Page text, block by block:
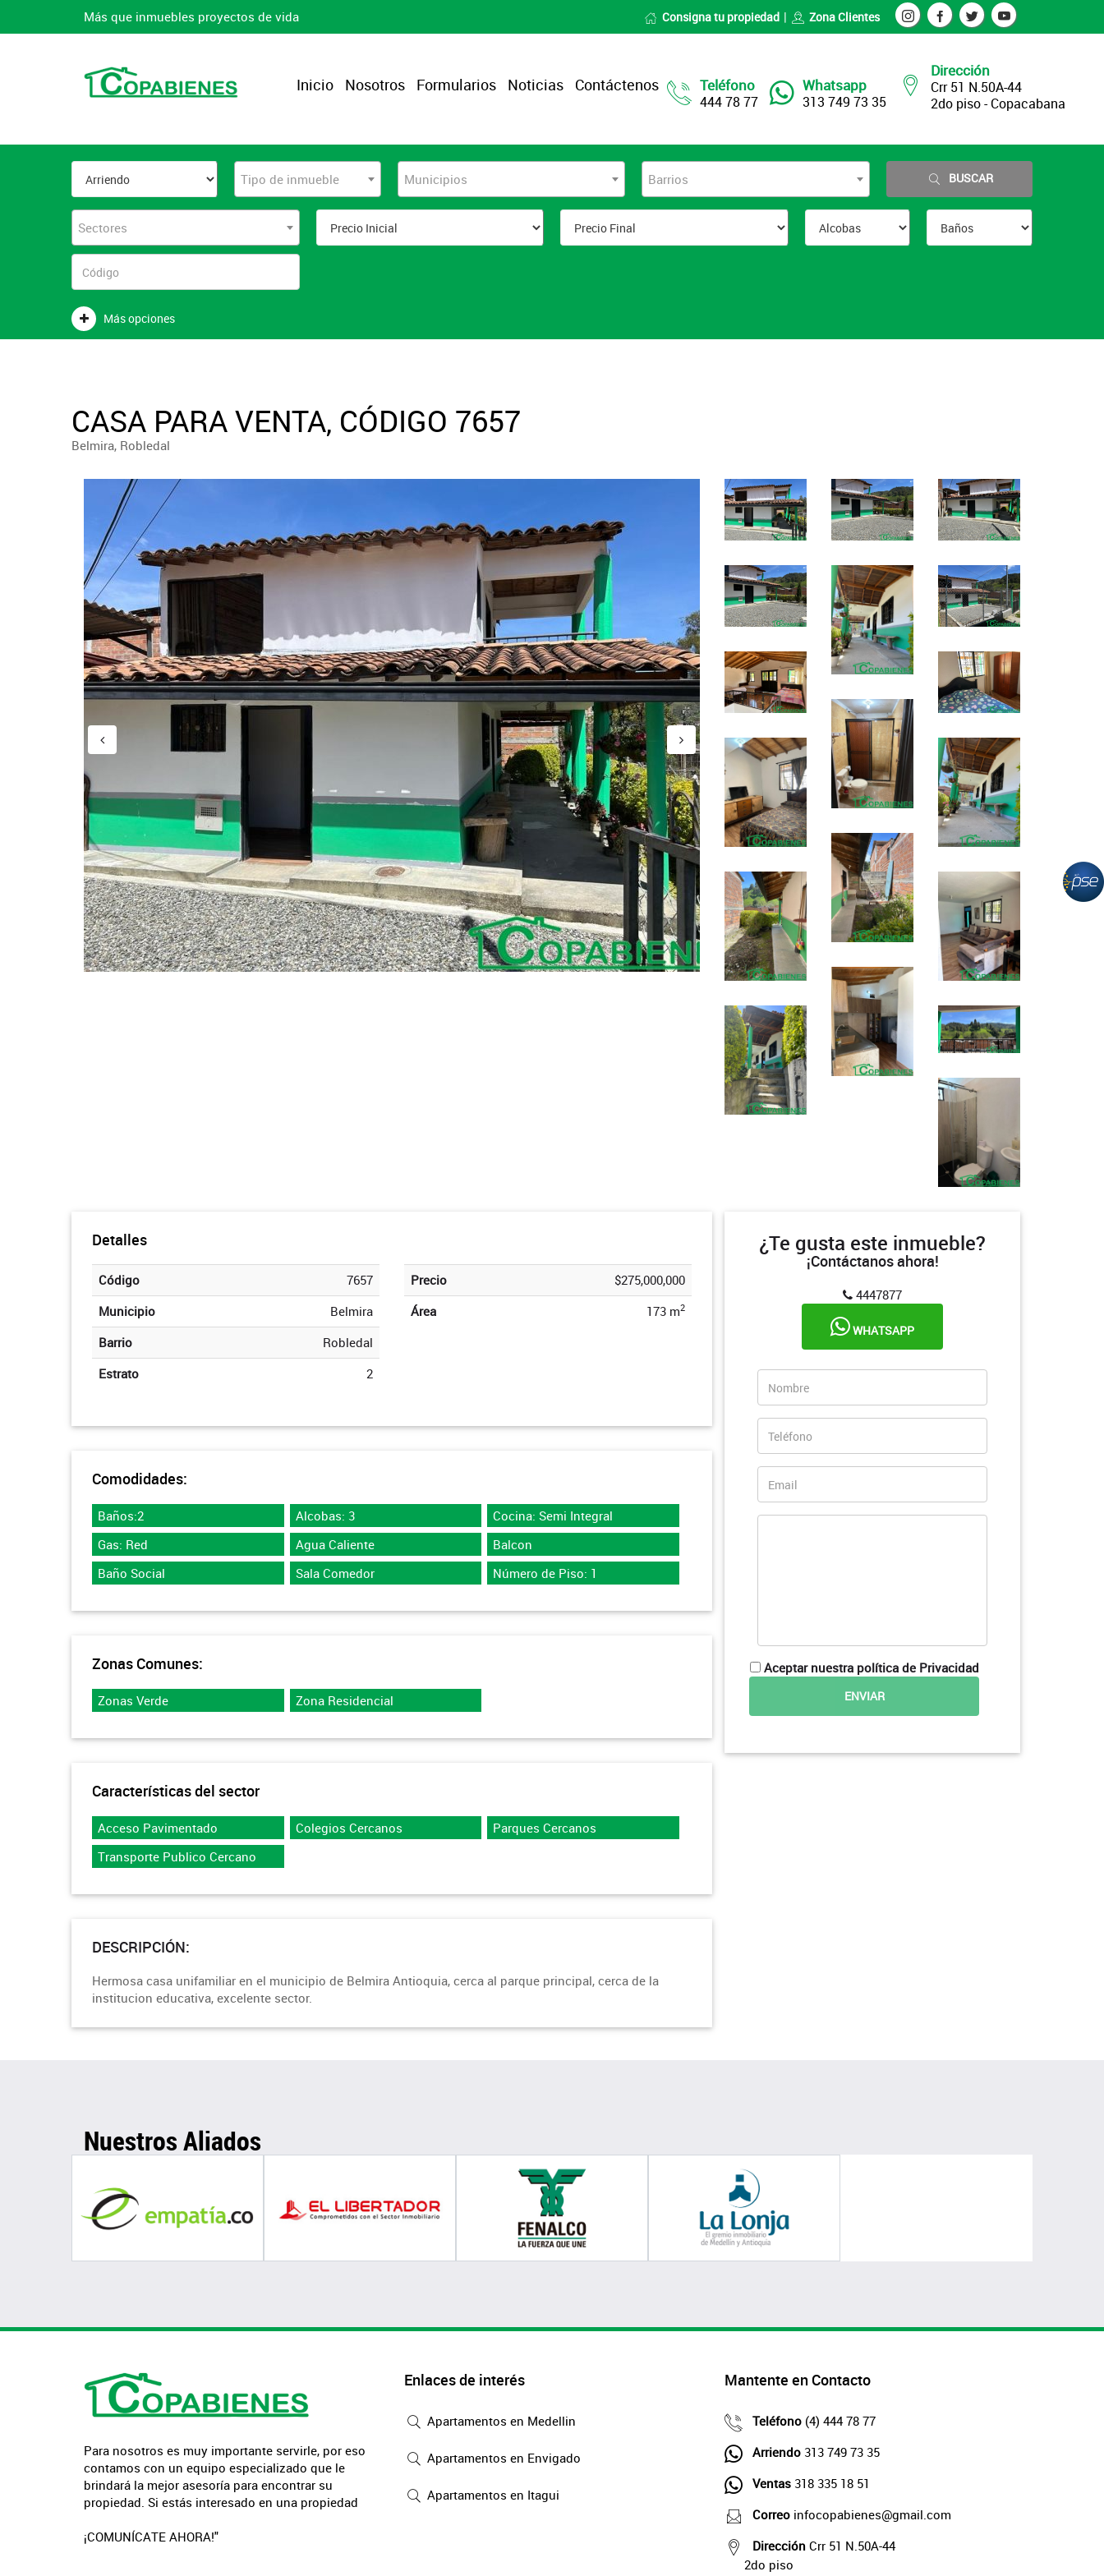
Más que inmuebles proyectos de vida Consigna tu propiedad Zona Clientes
Teléfono
444 78 77
Whatsapp
313 749 73 35
Dirección
Crr 51 N.50A-44
2do piso - Copacabana
Inicio Nosotros Formularios Noticias Contáctenos
Tipo de inmueble Municipios Barrios BUSCAR
Sectores
Más opciones
CASA PARA VENTA, CÓDIGO 7657
Belmira, Robledal
Detalles
Código
7657
Municipio
Belmira
Barrio
Robledal
Estrato
2
Precio
$275,000,000
Área
173 m2
Comodidades:
Baños:2 Alcobas: 3
Cocina: Semi Integral
Gas: Red
Agua Caliente
Balcon
Baño Social
Sala Comedor Número de Piso: 1
Zonas Comunes:
Zonas Verde Zona Residencial
Características del sector
Acceso Pavimentado Colegios Cercanos
Parques Cercanos
Transporte Publico Cercano
DESCRIPCIÓN:
Hermosa casa unifamiliar en el municipio de Belmira Antioquia, cerca al parque principal, cerca de la
institucion educativa, excelente sector.
¿Te gusta este inmueble?
¡Contáctanos ahora!
4447877
WHATSAPP
Aceptar nuestra política de Privacidad
Nuestros Aliados
Para nosotros es muy importante servirle, por eso
contamos con un equipo especializado que le
brindará la mejor asesoría para encontrar su
propiedad. Si estás interesado en una propiedad
¡COMUNÍCATE AHORA!"
Enlaces de interés
Apartamentos en Medellin
Apartamentos en Envigado
Apartamentos en Itagui
Mantente en Contacto
Teléfono (4) 444 78 77
Arriendo 313 749 73 35
Ventas 318 335 18 51
Correo infocopabienes@gmail.com
Dirección Crr 51 N.50A-44
2do piso